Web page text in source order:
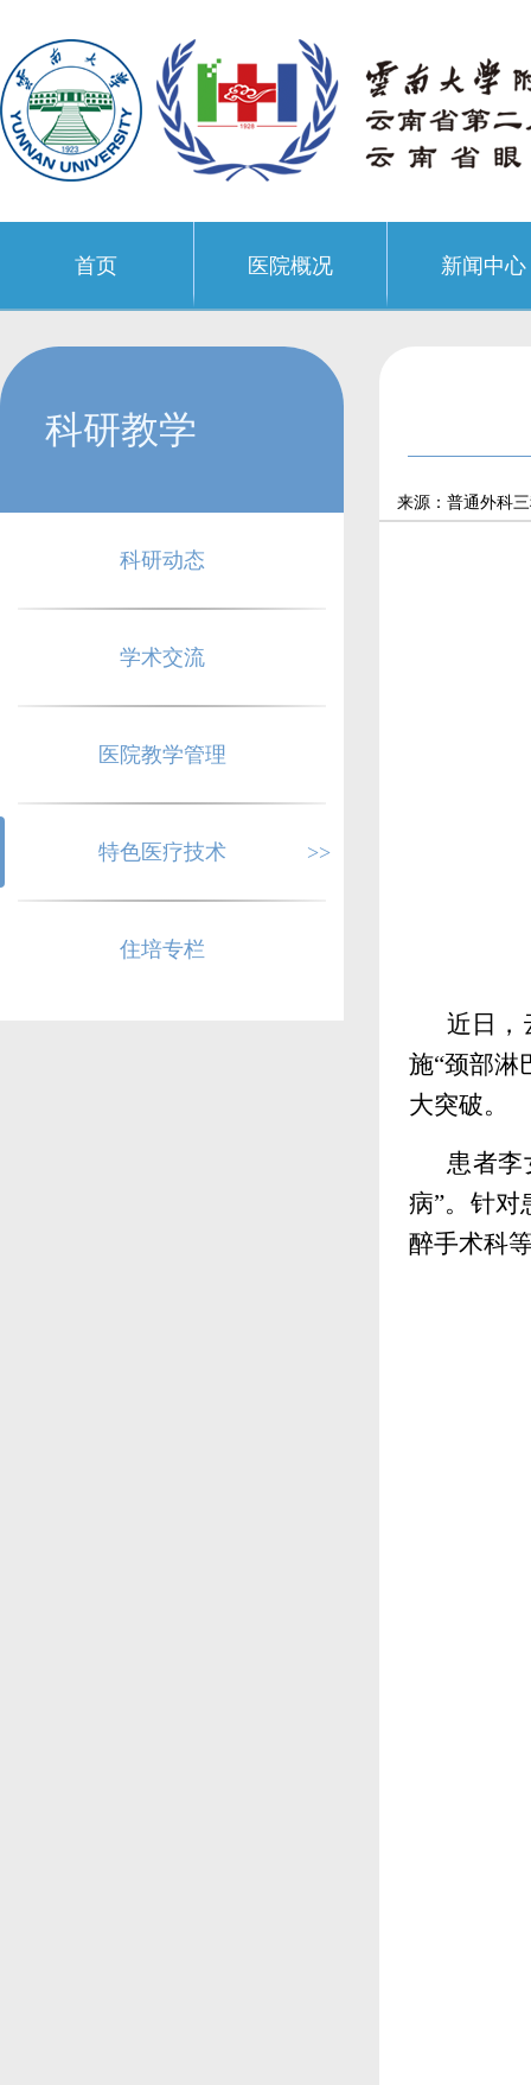
首页 医院概况 新闻中心
科研教学
科研动态
学术交流
医院教学管理
特色医疗技术 >>
住培专栏
来源：普通外科
近日，
施“颈部淋
大突破。
患者李
病”。针对
醉手术科